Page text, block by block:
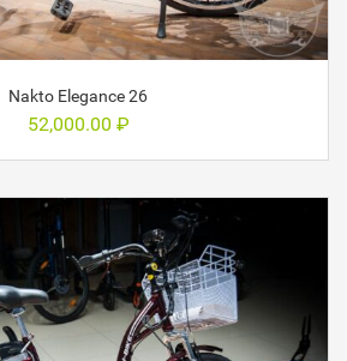
Nakto Elegance 26
52,000.00 ₽